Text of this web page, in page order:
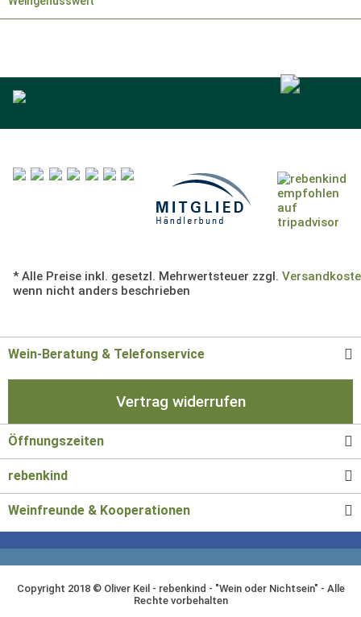
* Alle Preise inkl. gesetzl. Mehrwertsteuer zzgl.
wenn nicht anders beschrieben
Wein-Beratung & Telefonservice
Vertrag widerrufen
Öffnungszeiten
rebenkind
Weinfreunde & Kooperationen
Copyright 2018 © Oliver Keil - rebenkind - "Wein oder Nichtsein" - Alle
Rechte vorbehalten